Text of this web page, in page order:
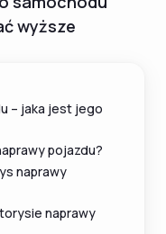
wyższe
– jaka jest jego
pojazdu?
naprawy
naprawy